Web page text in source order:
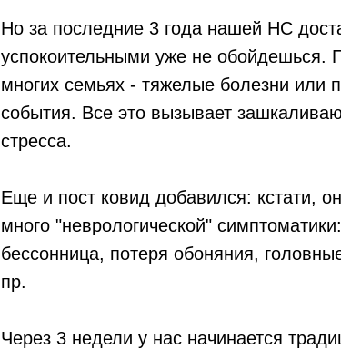
Но за последние 3 года нашей НС
успокоительными уже не обойдешься.
многих семьях - тяжелые болезни или
события. Все это вызывает
стресса.
Еще и пост ковид добавился: кстати,
много "неврологической"
бессонница, потеря обоняния,
пр.
Через 3 недели у нас начинается